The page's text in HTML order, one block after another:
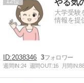
大学受験
情報を提
2038346 3
週間IN:24 週間OUT:16 月間IN: